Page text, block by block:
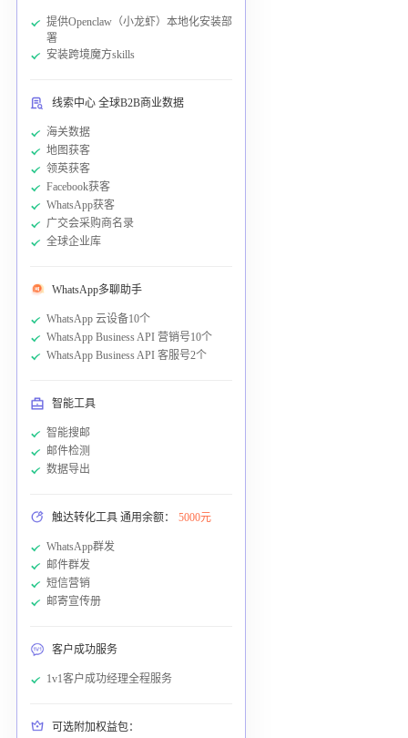
提供Openclaw（小龙虾）本地化安装部
署
安装跨境魔方skills
线索中心 全球B2B商业数据
海关数据
地图获客
领英获客
Facebook获客
WhatsApp获客
广交会采购商名录
全球企业库
WhatsApp多聊助手
WhatsApp 云设备10个
WhatsApp Business API 营销号10个
WhatsApp Business API 客服号2个
智能工具
智能搜邮
邮件检测
数据导出
触达转化工具 通用余额： 5000元
WhatsApp群发
邮件群发
短信营销
邮寄宣传册
客户成功服务
1v1客户成功经理全程服务
可选附加权益包：